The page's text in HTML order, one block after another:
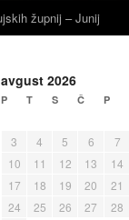
župnij – Junij
avgust 2026
P T S Č P
3
4 5 6 7
10
11 12 13 14
17
18 19 20 21
24
25 26 27 28